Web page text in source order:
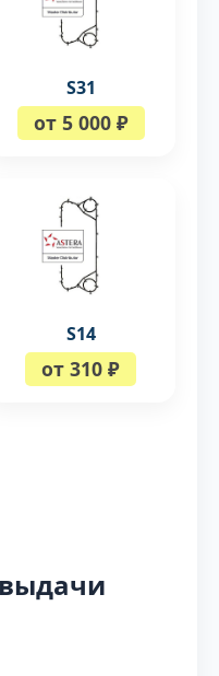
S31
от 5 000 ₽
S14
от 310 ₽